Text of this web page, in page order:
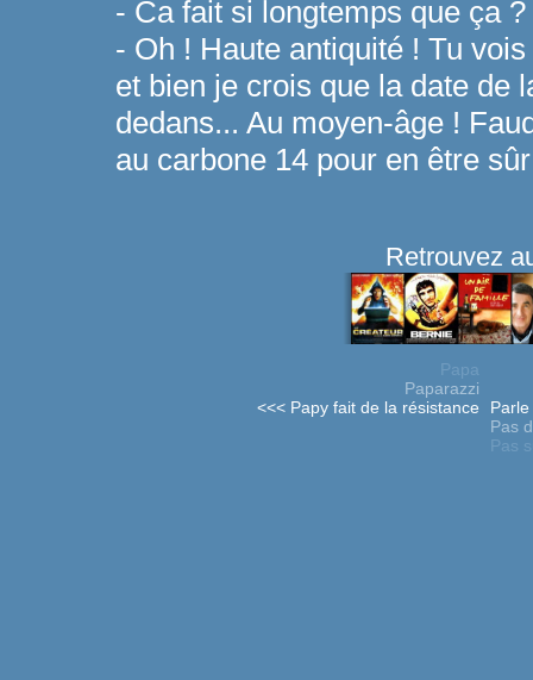
- Ca fait si longtemps que ça ?
- Oh ! Haute antiquité ! Tu
et bien je crois que la date de
dedans... Au moyen-âge !
au carbone 14 pour en être
Retrouvez
Papa
Paparazzi
<<< Papy fait de la résistance
Pas
Pas